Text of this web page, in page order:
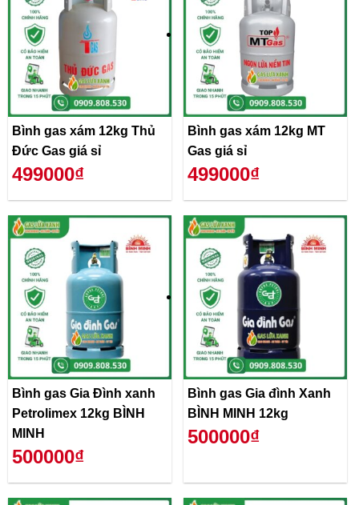
Bình gas xám 12kg Thủ
Đức Gas giá sỉ
499000₫
Bình gas xám 12kg MT
Gas giá sỉ
499000₫
Bình gas Gia Đình xanh
Petrolimex 12kg BÌNH
MINH
500000₫
Bình gas Gia đình Xanh
BÌNH MINH 12kg
500000₫